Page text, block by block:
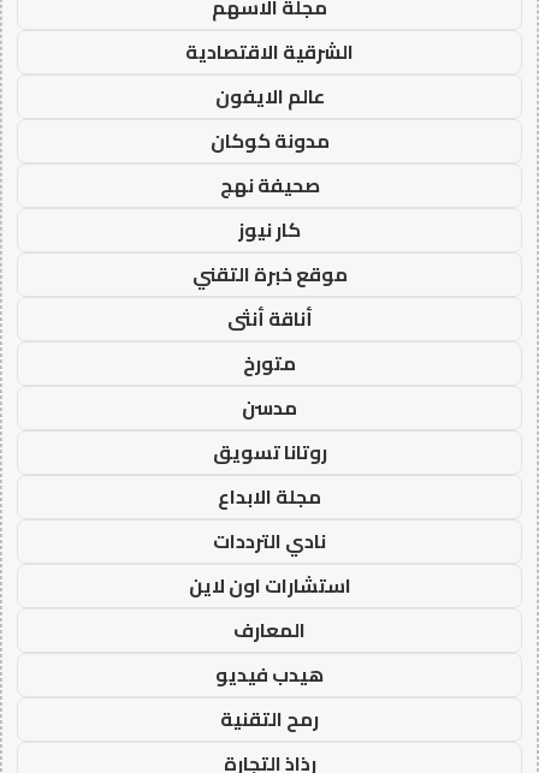
مجلة الاسهم
الشرقية الاقتصادية
عالم الايفون
مدونة كوكان
صحيفة نهج
كار نيوز
موقع خبرة التقني
أناقة أنثى
متورخ
مدسن
روتانا تسويق
مجلة الابداع
نادي الترددات
استشارات اون لاين
المعارف
هيدب فيديو
رمح التقنية
رذاذ التجارة